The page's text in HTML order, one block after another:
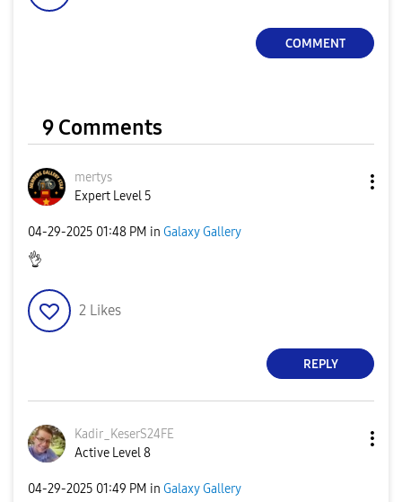
COMMENT
9 Comments
mertys
Expert Level 5
‎04-29-2025 01:48 PM in Galaxy Gallery
👌
2 Likes
REPLY
Kadir_KeserS24FE
Active Level 8
‎04-29-2025 01:49 PM in Galaxy Gallery